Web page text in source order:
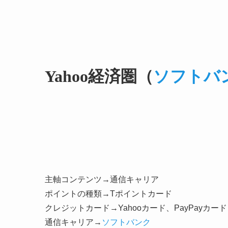
Yahoo経済圏（ソフトバ
主軸コンテンツ→通信キャリア
ポイントの種類→Tポイントカード
クレジットカード→Yahooカード、PayPayカード
通信キャリア→ ソフトバンク